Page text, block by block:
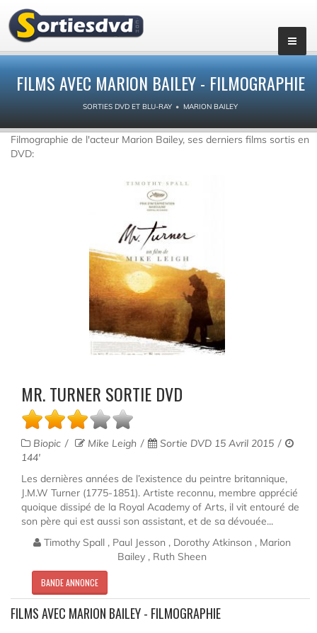
FILMS AVEC MARION BAILEY - FILMOGRAPHIE
SORTIES DVD ET BLU-RAY MARION BAILEY
Filmographie de l'acteur Marion Bailey, ses derniers films sortis en
DVD:
MR. TURNER SORTIE DVD
Biopic Mike Leigh
Sortie DVD 15 Avril 2015
144'
Les dernières années de l’existence du peintre britannique,
J.M.W Turner (1775-1851). Artiste reconnu, membre apprécié
quoique dissipé de la Royal Academy of Arts, il vit entouré de
son père qui est aussi son assistant, et de sa dévouée...
Timothy Spall , Paul Jesson , Dorothy Atkinson , Marion
Bailey , Ruth Sheen
BANDE ANNONCE
FILMS AVEC MARION BAILEY - FILMOGRAPHIE